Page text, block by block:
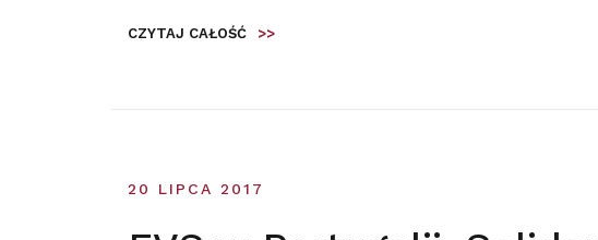
CZYTAJ CAŁOŚĆ >>
20 LIPCA 2017